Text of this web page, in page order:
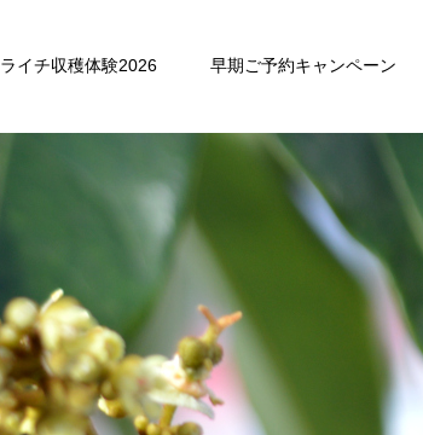
ライチ収穫体験2026 早期ご予約キャンペーン